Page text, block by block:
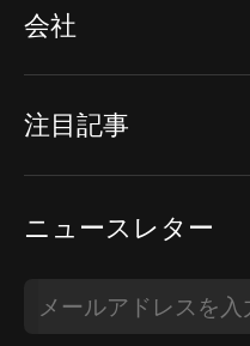
会社
注目記事
ニュースレター